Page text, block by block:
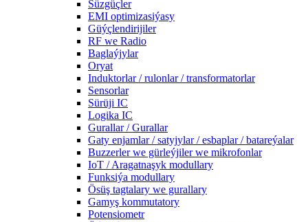
Süzgüçler
EMI optimizasiýasy
Güýçlendirijiler
RF we Radio
Baglaýjylar
Oryat
Induktorlar / rulonlar / transformatorlar
Sensorlar
Sürüji IC
Logika IC
Gurallar / Gurallar
Gaty enjamlar / satyjylar / esbaplar / batareýalar
Buzzerler we gürleýjiler we mikrofonlar
IoT / Aragatnaşyk modullary
Funksiýa modullary
Ösüş tagtalary we gurallary
Gamyş kommutatory
Potensiometr